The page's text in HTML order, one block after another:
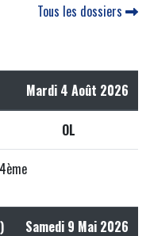
Tous les dossiers
Mardi 4 Août 2026
OL
Samedi 9 Mai 2026